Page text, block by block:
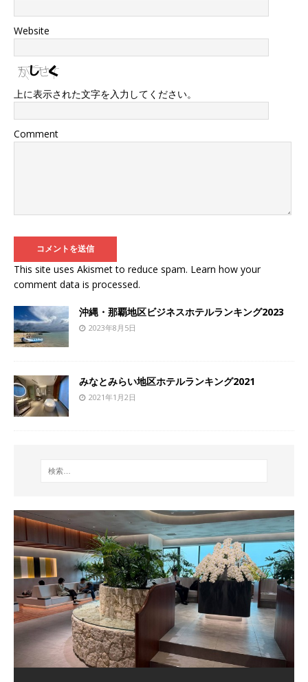
Website
上に表示された文字を入力してください。
Comment
This site uses Akismet to reduce spam. Learn how your
comment data is processed.
沖縄・那覇地区ビジネスホテルランキング2023
2023年8月5日
みなとみらい地区ホテルランキング2021
2021年1月2日